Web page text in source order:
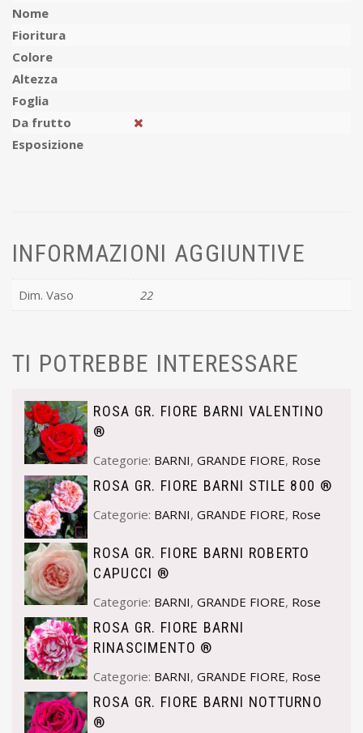
Nome
Fioritura
Colore
Altezza
Foglia
Da frutto
Esposizione
INFORMAZIONI AGGIUNTIVE
Dim. Vaso 22
TI POTREBBE INTERESSARE
ROSA GR. FIORE BARNI VALENTINO
®
Categorie: BARNI,GRANDE FIORE, Rose
ROSA GR. FIORE BARNI STILE 800 ®
Categorie: BARNI,GRANDE FIORE, Rose
ROSA GR. FIORE BARNI ROBERTO
CAPUCCI ®
Categorie: BARNI,GRANDE FIORE, Rose
ROSA GR. FIORE BARNI
RINASCIMENTO ®
Categorie: BARNI,GRANDE FIORE, Rose
ROSA GR. FIORE BARNI NOTTURNO
®